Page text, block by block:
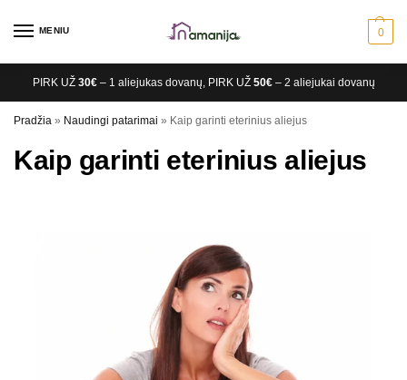
MENIU 0
PIRK UŽ 30€– 1 aliejukas dovanų, PIRK UŽ 50€– 2 aliejukai dovanų
Pradžia » Naudingi patarimai » Kaip garinti eterinius aliejus
Kaip garinti eterinius aliejus